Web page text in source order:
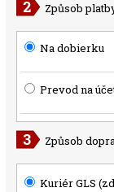
Způsob
Na dobierku
Prevod na
Způsob
Kuriér GLS